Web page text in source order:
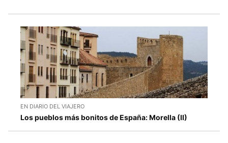
EN DIARIO DEL VIAJERO
Los pueblos más bonitos de España: Morella (II)